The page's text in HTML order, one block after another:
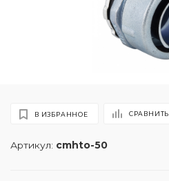
Артикул: cmhto-50
В ИЗБРАННОЕ СРАВНИТЬ